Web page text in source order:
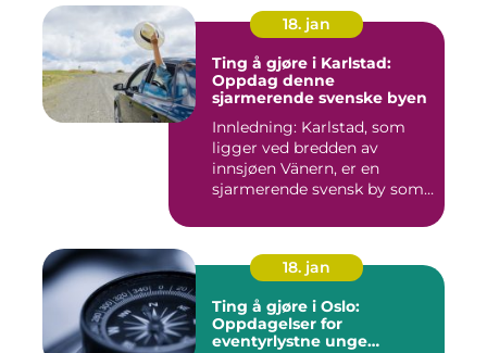
18. jan
Ting å gjøre i Karlstad:
Oppdag denne
sjarmerende svenske byen
Innledning: Karlstad, som
ligger ved bredden av
innsjøen Vänern, er en
sjarmerende svensk by som
18. jan
Ting å gjøre i Oslo:
Oppdagelser for
eventyrlystne unge